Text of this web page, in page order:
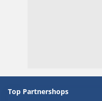
Top Partnershops